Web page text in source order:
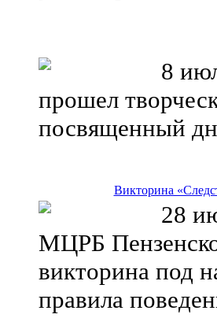
8
прошел
посвященный
Викторина
28
МЦРБ
викторина под
правила